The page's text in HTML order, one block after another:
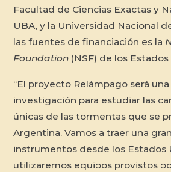
Facultad de Ciencias Exactas y
UBA, y la Universidad Nacional
las fuentes de financiación es la
Foundation (NSF) de los
“El proyecto Relámpago será
investigación para estudiar las
únicas de las tormentas que se
Argentina. Vamos a traer una
instrumentos desde los Estados
utilizaremos equipos provistos